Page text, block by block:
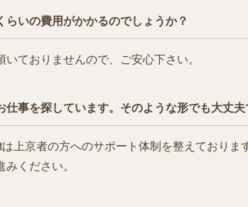
いの費用がかかるのでしょうか？
ておりませんので、ご安心下さい。
事を探しています。そのような形でも大丈夫
上京者の方へのサポート体制を整えておりま
みください。